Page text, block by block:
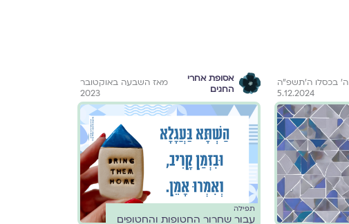
ה׳ בכסלו ה׳תשפ״ה
5.12.2024
אסופת אחרי
החגים
מאז השבעה באוקטובר
2023
תפילה
עבור שחרור החטופות והחטופים